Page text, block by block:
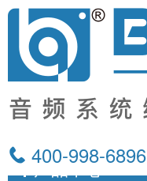
400-998-6896
产品中心